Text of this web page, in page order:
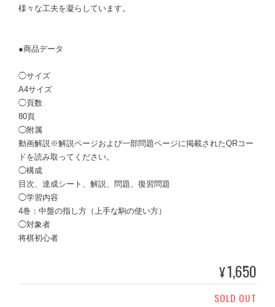
様々な工夫を凝らしています。
●商品データ
◯サイズ
A4サイズ
◯頁数
80頁
◯附属
動画解説※解説ページおよび一部問題ページに掲載されたQRコー
ドを読み取ってください。
◯構成
目次、達成シート、解説、問題、復習問題
◯学習内容
4巻：中盤の指し方（上手な駒の使い方）
◯対象者
将棋初心者
¥1,650
SOLD OUT